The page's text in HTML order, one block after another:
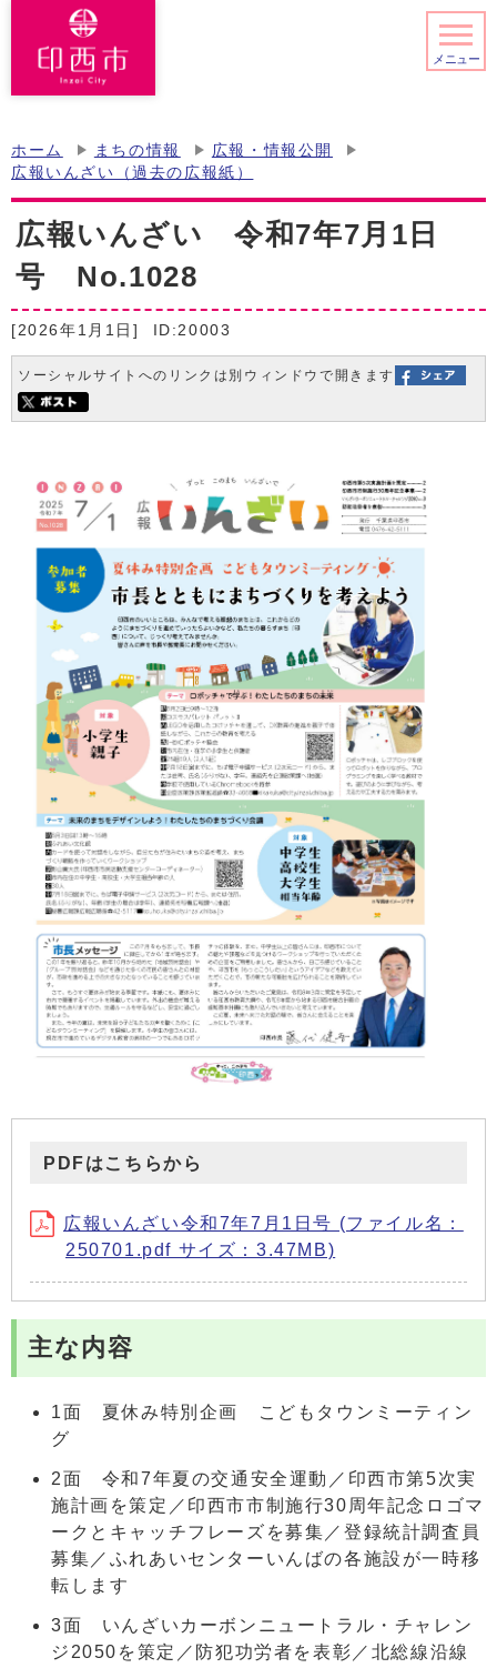
メニュー
ホーム まちの情報
広報・情報公開
広報いんざい（過去の広報紙）
広報いんざい 令和7年7月1日
号 No.1028
[2026年1月1日] ID:20003
ソーシャルサイトへのリンクは別ウィンドウで開きます
PDFはこちらから
広報いんざい令和7年7月1日号 (ファイル名：
250701.pdf サイズ：3.47MB)
主な内容
1面 夏休み特別企画 こどもタウンミーティン
グ
2面 令和7年夏の交通安全運動／印西市第5次実
施計画を策定／印西市市制施行30周年記念ロゴマ
ークとキャッチフレーズを募集／登録統計調査員
募集／ふれあいセンターいんばの各施設が一時移
転します
3面 いんざいカーボンニュートラル・チャレン
ジ2050を策定／防犯功労者を表彰／北総線沿線